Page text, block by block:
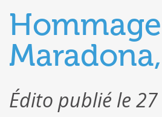
Édito publié le